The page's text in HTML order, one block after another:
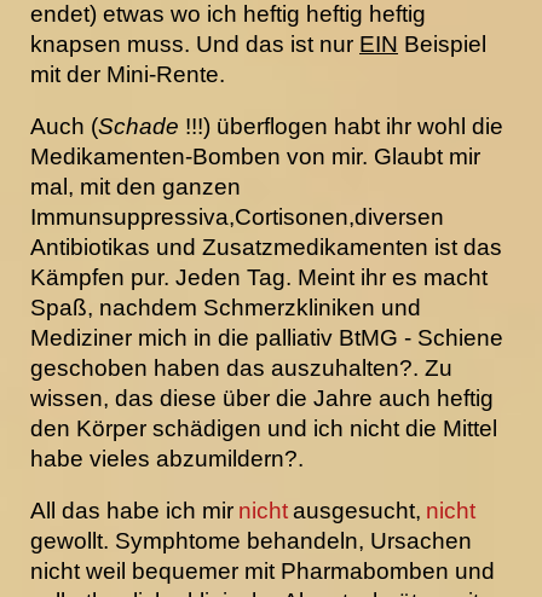
endet) etwas wo ich heftig heftig heftig
knapsen muss. Und das ist nur EIN Beispiel
mit der Mini-Rente.
Auch (Schade !!!) überflogen habt ihr wohl die
Medikamenten-Bomben von mir. Glaubt mir
mal, mit den ganzen
Immunsuppressiva,Cortisonen,diversen
Antibiotikas und Zusatzmedikamenten ist das
Kämpfen pur. Jeden Tag. Meint ihr es macht
Spaß, nachdem Schmerzkliniken und
Mediziner mich in die palliativ BtMG - Schiene
geschoben haben das auszuhalten?. Zu
wissen, das diese über die Jahre auch heftig
den Körper schädigen und ich nicht die Mittel
habe vieles abzumildern?.
All das habe ich mir nichtausgesucht, nicht
gewollt. Symphtome behandeln, Ursachen
nicht weil bequemer mit Pharmabomben und